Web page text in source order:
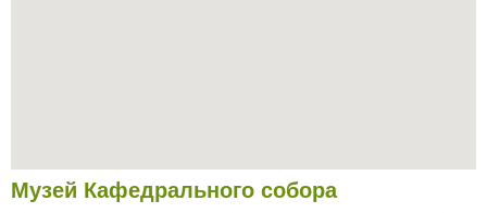
Музей Кафедрального собора